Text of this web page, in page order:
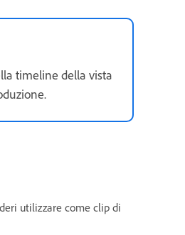
timeline della vista
utilizzare come clip di